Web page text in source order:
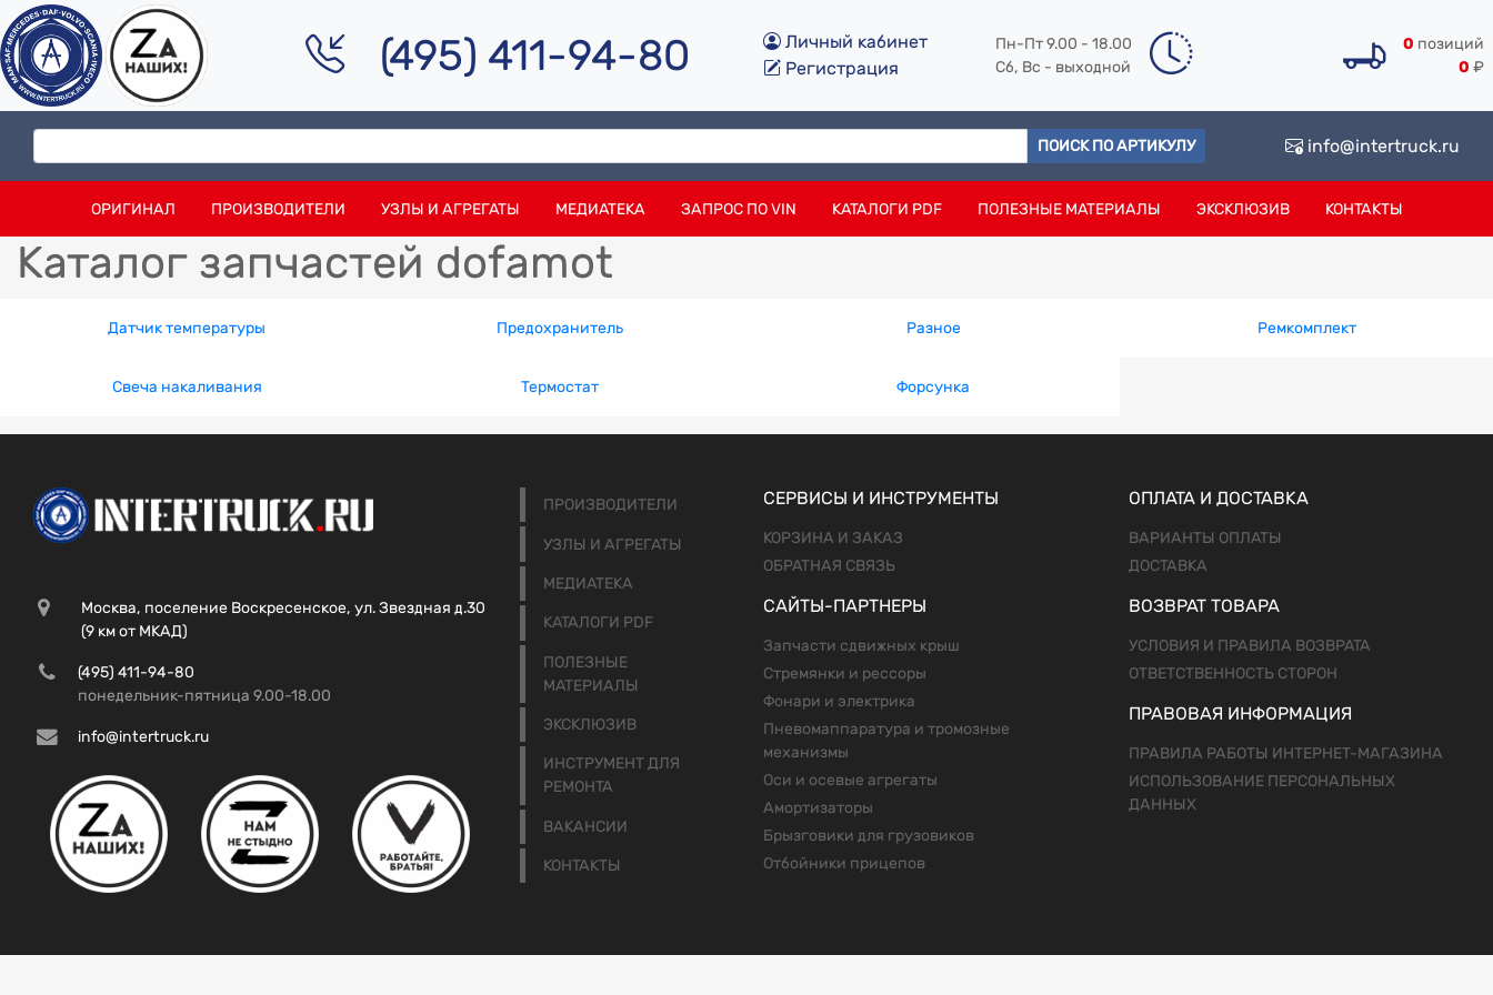
(495) 411-94-80
Личный кабинет
Регистрация
Пн-Пт 9.00 - 18.00
Сб, Вс - выходной
0 позиций
0 ₽
ПОИСК ПО АРТИКУЛУ info@intertruck.ru
ОРИГИНАЛ ПРОИЗВОДИТЕЛИ УЗЛЫ И АГРЕГАТЫ МЕДИАТЕКА ЗАПРОС ПО VIN КАТАЛОГИ PDF ПОЛЕЗНЫЕ МАТЕРИАЛЫ ЭКСКЛЮЗИВ КОНТАКТЫ
Каталог запчастей dofamot
Датчик температуры Предохранитель Разное Ремкомплект
Свеча накаливания Термостат Форсунка
Москва, поселение Воскресенское, ул. Звездная д.30
(9 км от МКАД)
(495) 411-94-80
понедельник-пятница 9.00-18.00
info@intertruck.ru
ПРОИЗВОДИТЕЛИ
УЗЛЫ И АГРЕГАТЫ
МЕДИАТЕКА
КАТАЛОГИ PDF
ПОЛЕЗНЫЕ
МАТЕРИАЛЫ
ЭКСКЛЮЗИВ
ИНСТРУМЕНТ ДЛЯ
РЕМОНТА
ВАКАНСИИ
КОНТАКТЫ
СЕРВИСЫ И ИНСТРУМЕНТЫ
КОРЗИНА И ЗАКАЗ
ОБРАТНАЯ СВЯЗЬ
САЙТЫ-ПАРТНЕРЫ
Запчасти сдвижных крыш
Стремянки и рессоры
Фонари и электрика
Пневомаппаратура и тромозные
механизмы
Оси и осевые агрегаты
Амортизаторы
Брызговики для грузовиков
Отбойники прицепов
ОПЛАТА И ДОСТАВКА
ВАРИАНТЫ ОПЛАТЫ
ДОСТАВКА
ВОЗВРАТ ТОВАРА
УСЛОВИЯ И ПРАВИЛА ВОЗВРАТА
ОТВЕТСТВЕННОСТЬ СТОРОН
ПРАВОВАЯ ИНФОРМАЦИЯ
ПРАВИЛА РАБОТЫ ИНТЕРНЕТ-МАГАЗИНА
ИСПОЛЬЗОВАНИЕ ПЕРСОНАЛЬНЫХ
ДАННЫХ